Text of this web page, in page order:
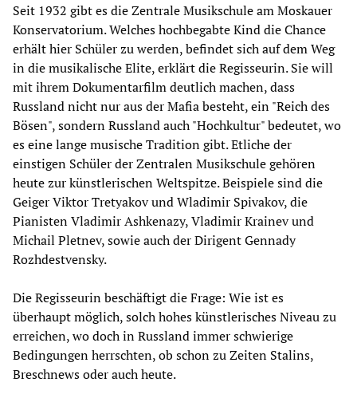
Seit 1932 gibt es die Zentrale Musikschule am Moskauer
Konservatorium. Welches hochbegabte Kind die Chance
erhält hier Schüler zu werden, befindet sich auf dem Weg
in die musikalische Elite, erklärt die Regisseurin. Sie will
mit ihrem Dokumentarfilm deutlich machen, dass
Russland nicht nur aus der Mafia besteht, ein "Reich des
Bösen", sondern Russland auch "Hochkultur" bedeutet, wo
es eine lange musische Tradition gibt. Etliche der
einstigen Schüler der Zentralen Musikschule gehören
heute zur künstlerischen Weltspitze. Beispiele sind die
Geiger Viktor Tretyakov und Wladimir Spivakov, die
Pianisten Vladimir Ashkenazy, Vladimir Krainev und
Michail Pletnev, sowie auch der Dirigent Gennady
Rozhdestvensky.
Die Regisseurin beschäftigt die Frage: Wie ist es
überhaupt möglich, solch hohes künstlerisches Niveau zu
erreichen, wo doch in Russland immer schwierige
Bedingungen herrschten, ob schon zu Zeiten Stalins,
Breschnews oder auch heute.